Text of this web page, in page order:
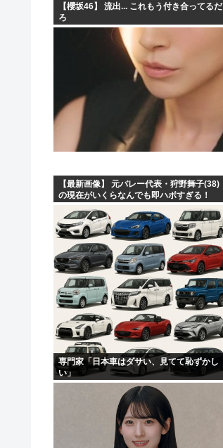
【櫻坂46】 流出... これもう付き合ってるだ
ろ
【最新画像】 元バレー代表・狩野舞子(38)
の現在がいくらなんでも即ハボすぎる！
専門家「日本車はダサい、見てて恥ずかし
い」